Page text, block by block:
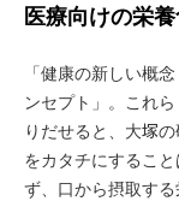
医療向けの栄
「健康の新しい概
ンセプト」。これ
りだせると、大塚の
をカタチにするこ
ず、口から摂取す